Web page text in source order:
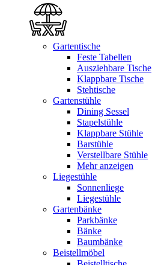
Gartentische
Feste Tabellen
Ausziehbare Tische
Klappbare Tische
Stehtische
Gartenstühle
Dining Sessel
Stapelstühle
Klappbare Stühle
Barstühle
Verstellbare Stühle
Mehr anzeigen
Liegestühle
Sonnenliege
Liegestühle
Gartenbänke
Parkbänke
Bänke
Baumbänke
Beistellmöbel